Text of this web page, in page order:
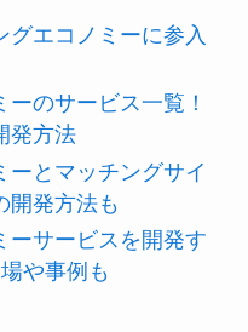
グエコノミーに参入
のサービス一覧！
発方法
ーとマッチングサイ
開発方法も
ーサービスを開発す
や事例も